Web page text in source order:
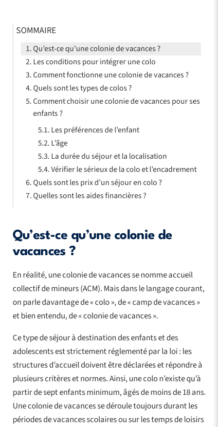
Qu’est-ce qu’une colonie de
vacances ?
En réalité, une colonie de vacances se nomme accueil
collectif de mineurs (ACM). Mais dans le langage courant,
on parle davantage de « colo », de « camp de vacances »
et bien entendu, de « colonie de vacances ».
Ce type de séjour à destination des enfants et des
adolescents est strictement réglementé par la loi : les
structures d’accueil doivent être déclarées et répondre à
plusieurs critères et normes. Ainsi, une colo n’existe qu’à
partir de sept enfants minimum, âgés de moins de 18 ans.
Une colonie de vacances se déroule toujours durant les
périodes de vacances scolaires ou sur les temps de loisirs
SOMMAIRE
Qu’est-ce qu’une colonie de vacances ?
Les conditions pour intégrer une colo
Comment fonctionne une colonie de vacances ?
Quels sont les types de colos ?
Comment choisir une colonie de vacances pour ses
enfants ?
Les préférences de l’enfant
L’âge
La durée du séjour et la localisation
Vérifier le sérieux de la colo et l’encadrement
Quels sont les prix d’un séjour en colo ?
Quelles sont les aides financières ?